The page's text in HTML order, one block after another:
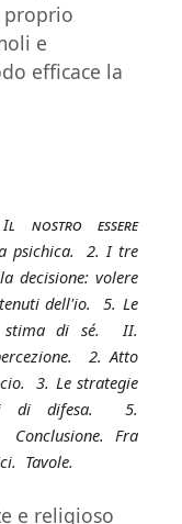
proprio
e
efficace la
nostro essere
psichica. 2. I tre
decisione: volere
dell'io. 5. Le
stima di sé.II.
2. Atto
3. Le strategie
di difesa. 5.
Conclusione. Fra
Tavole.
e religioso